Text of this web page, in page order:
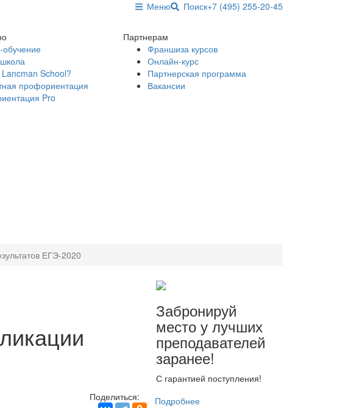
+7 (495) 255-20-45
Поиск
Меню
School?
профориентация
Pro
Партнерам
Франшиза курсов
Онлайн-курс
Партнерская программа
Вакансии
ЕГЭ-2020
Поделиться:
Забронируй
место у лучших
преподавателей
заранее!
С гарантией поступления!
Подробнее